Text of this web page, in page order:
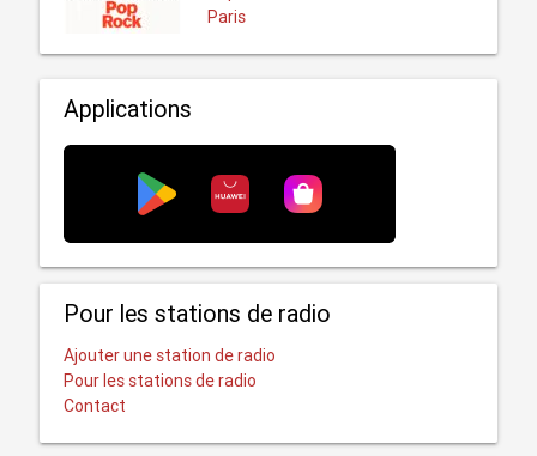
Paris
Applications
Pour les stations de radio
Ajouter une station de radio
Pour les stations de radio
Contact